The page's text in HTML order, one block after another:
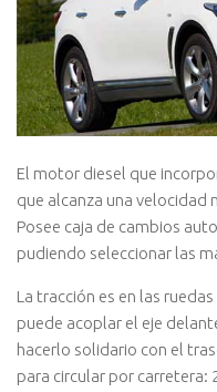
El motor diesel que
que alcanza una velocidad
Posee caja de cambios
pudiendo seleccionar las
La tracción es en las
puede acoplar el eje
hacerlo solidario con el
para circular por carretera: